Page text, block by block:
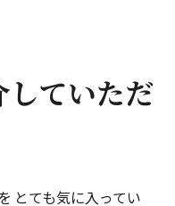
していただ
とても気に入ってい